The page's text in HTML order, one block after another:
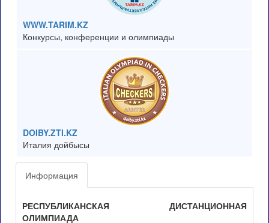
WWW.TARIM.KZ
Конкурсы, конференции и олимпиады
DOIBY.ZTI.KZ
Италия дойбысы
Информация
РЕСПУБЛИКАНСКАЯ ДИСТАНЦИОННАЯ
ОЛИМПИАДА